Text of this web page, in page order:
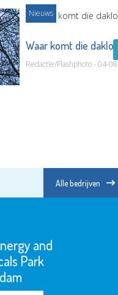
Nieuws
Waar komt die
Redactie/Flashphoto - 04-
Alle bedrijven
and
Park